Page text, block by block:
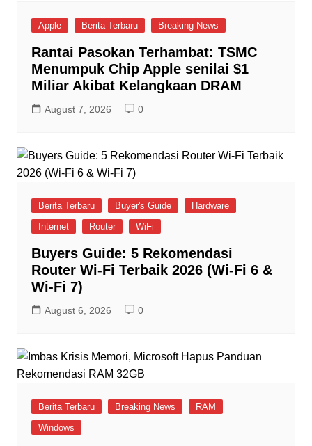
Apple Berita Terbaru Breaking News
Rantai Pasokan Terhambat: TSMC
Menumpuk Chip Apple senilai $1
Miliar Akibat Kelangkaan DRAM
August 7, 2026 0
Berita Terbaru Buyer's Guide
Hardware
Internet
Router WiFi
Buyers Guide: 5 Rekomendasi
Router Wi-Fi Terbaik 2026 (Wi-Fi 6 &
Wi-Fi 7)
August 6, 2026 0
Berita Terbaru Breaking News
RAM
Windows